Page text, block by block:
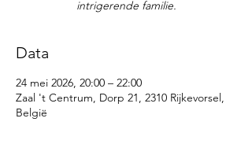
intrigerende familie.
Data
24 mei 2026, 20:00 – 22:00
Zaal 't Centrum, Dorp 21, 2310 Rijkevorsel,
België